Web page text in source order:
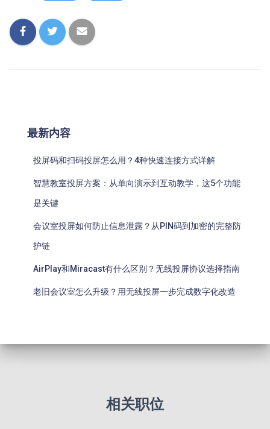
最新内容
投屏码和扫码投屏怎么用？4种快速连接方式详解
智慧教室投屏方案：从单向演示到互动教学，这5个功能
是关键
会议室投屏如何防止信息泄露？从PIN码到加密的完整防
护链
AirPlay和Miracast有什么区别？无线投屏协议选择指南
老旧会议室怎么升级？用无线投屏一步完成数字化改造
相关职位